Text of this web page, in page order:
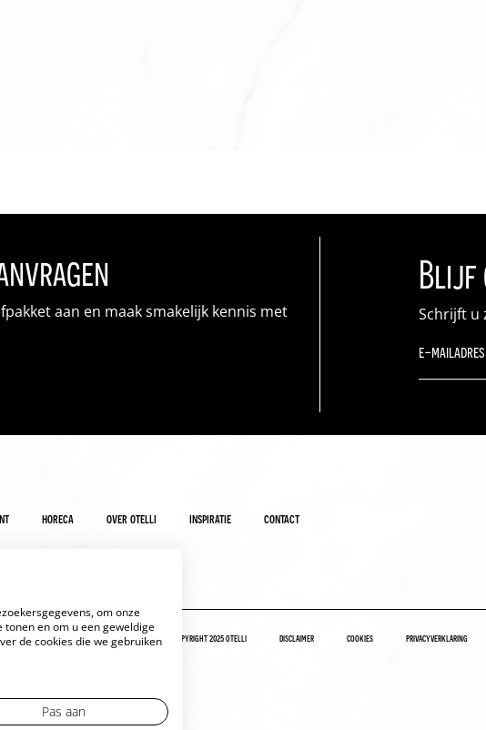
aan en maak smakelijk kennis met
Blijf
Schrijft u
horeca over otelli inspiratie contact
copyright 2025 otelli disclaimer cookies privacyverklaring
om onze
en om u een geweldige
de cookies die we gebruiken
Pas aan